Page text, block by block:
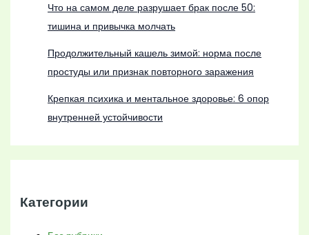
Что на самом деле разрушает брак после 50:
тишина и привычка молчать
Продолжительный кашель зимой: норма после
простуды или признак повторного заражения
Крепкая психика и ментальное здоровье: 6 опор
внутренней устойчивости
Категории